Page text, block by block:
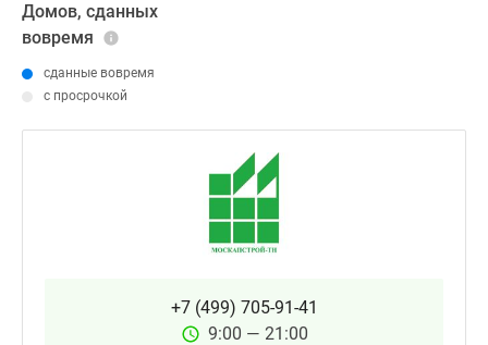
Домов, сданных
вовремя
сданные вовремя
с просрочкой
+7 (499) 705-91-41
9:00 — 21:00